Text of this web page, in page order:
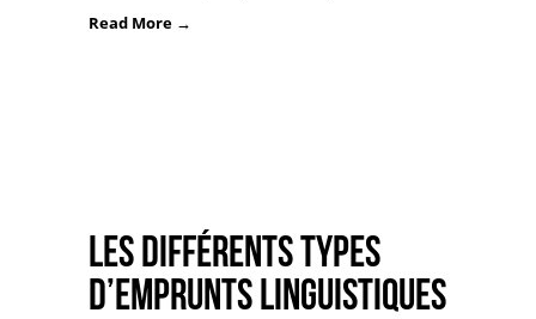
Read More →
Les différents types
d’emprunts linguistiques